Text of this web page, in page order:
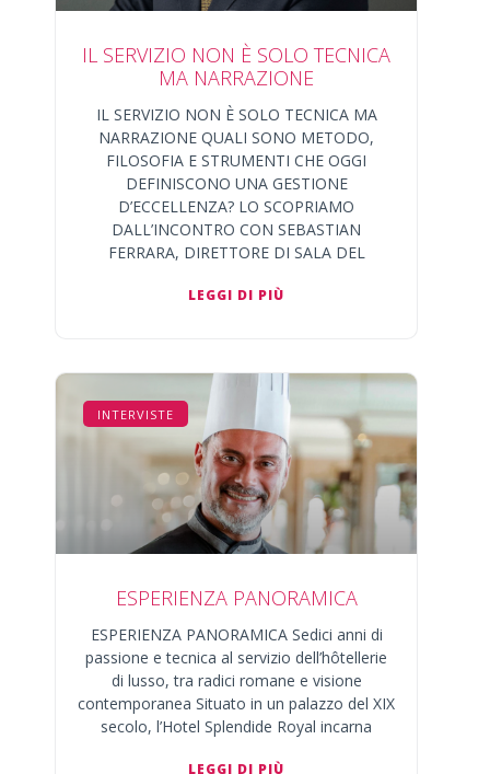
IL SERVIZIO NON È SOLO TECNICA
MA NARRAZIONE
IL SERVIZIO NON È SOLO TECNICA MA
NARRAZIONE QUALI SONO METODO,
FILOSOFIA E STRUMENTI CHE OGGI
DEFINISCONO UNA GESTIONE
D’ECCELLENZA? LO SCOPRIAMO
DALL’INCONTRO CON SEBASTIAN
FERRARA, DIRETTORE DI SALA DEL
LEGGI DI PIÙ
INTERVISTE
ESPERIENZA PANORAMICA
ESPERIENZA PANORAMICA Sedici anni di
passione e tecnica al servizio dell’hôtellerie
di lusso, tra radici romane e visione
contemporanea Situato in un palazzo del XIX
secolo, l’Hotel Splendide Royal incarna
LEGGI DI PIÙ